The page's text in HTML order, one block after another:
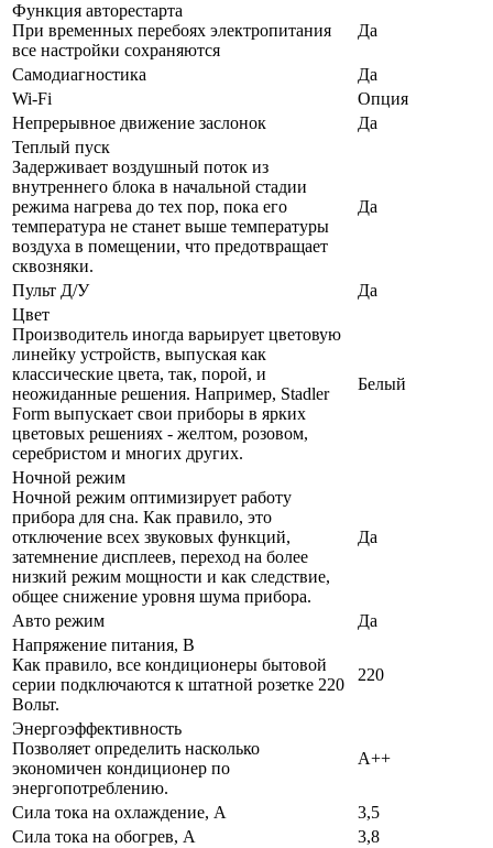
Функция авторестарта
При временных перебоях электропитания
все настройки сохраняются
Да
Самодиагностика
Да
Wi-Fi
Опция
Непрерывное движение заслонок
Да
Теплый пуск
Задерживает воздушный поток из
внутреннего блока в начальной стадии
режима нагрева до тех пор, пока его
температура не станет выше температуры
воздуха в помещении, что предотвращает
сквозняки.
Да
Пульт Д/У
Да
Цвет
Производитель иногда варьирует цветовую
линейку устройств, выпуская как
классические цвета, так, порой, и
неожиданные решения. Например, Stadler
Form выпускает свои приборы в ярких
цветовых решениях - желтом, розовом,
серебристом и многих других.
Белый
Ночной режим
Ночной режим оптимизирует работу
прибора для сна. Как правило, это
отключение всех звуковых функций,
затемнение дисплеев, переход на более
низкий режим мощности и как следствие,
общее снижение уровня шума прибора.
Да
Авто режим
Да
Напряжение питания, В
Как правило, все кондиционеры бытовой
серии подключаются к штатной розетке 220
Вольт.
220
Энергоэффективность
Позволяет определить насколько
экономичен кондиционер по
энергопотреблению.
A++
Сила тока на охлаждение, А
3,5
Сила тока на обогрев, А
3,8